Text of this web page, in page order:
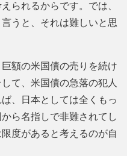
られるからです。では、
うと、それは難しいと思
額の米国債の売りを続け
て、米国債の急落の犯人
、日本としては全くもっ
ら名指しで非難されてし
度があると考えるのが自